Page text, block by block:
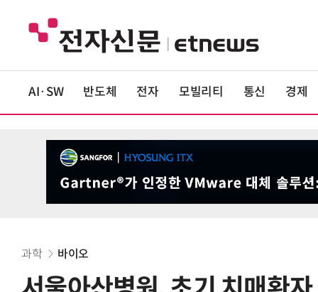
AI·SW 반도체 전자 모빌리티 통신 경제
과학 바이오